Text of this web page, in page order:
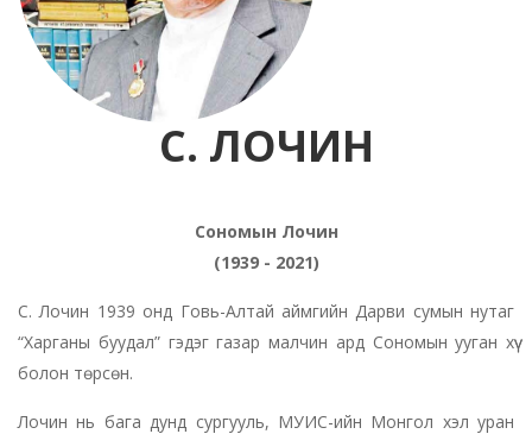
С. ЛОЧИН
Сономын Лочин
(1939 - 2021)
С. Лочин 1939 онд Говь-Алтай аймгийн Дарви сумын нутаг
“Харганы буудал” гэдэг газар малчин ард Сономын ууган хүү
болон төрсөн.
Лочин нь бага дунд сургууль, МУИС-ийн Монгол хэл уран